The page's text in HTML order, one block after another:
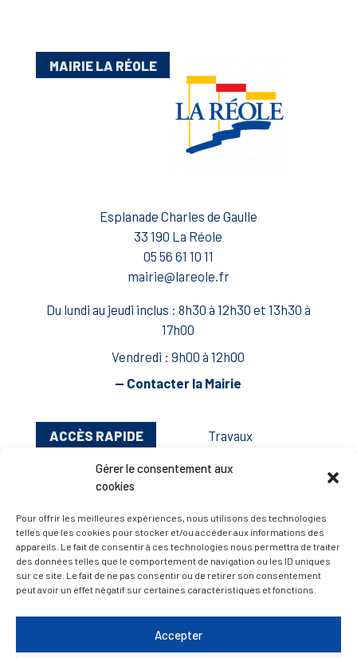
Gérer le consentement aux
cookies
Pour offrir les meilleures expériences, nous utilisons des technologies
telles que les cookies pour stocker et/ou accéder aux informations des
appareils. Le fait de consentir à ces technologies nous permettra de traiter
des données telles que le comportement de navigation ou les ID uniques
sur ce site. Le fait de ne pas consentir ou de retirer son consentement
peut avoir un effet négatif sur certaines caractéristiques et fonctions.
Accepter
MAIRIE LA RÉOLE
Esplanade Charles de Gaulle
33 190 La Réole
05 56 61 10 11
mairie@lareole.fr
Du lundi au jeudi inclus : 8h30 à 12h30 et 13h30 à
17h00
Vendredi : 9h00 à 12h00
— Contacter la Mairie
ACCÈS RAPIDE
Travaux
Marchés publics
Urbanisme
Espace agent
— Faire une recherche
A FEUILLETER !